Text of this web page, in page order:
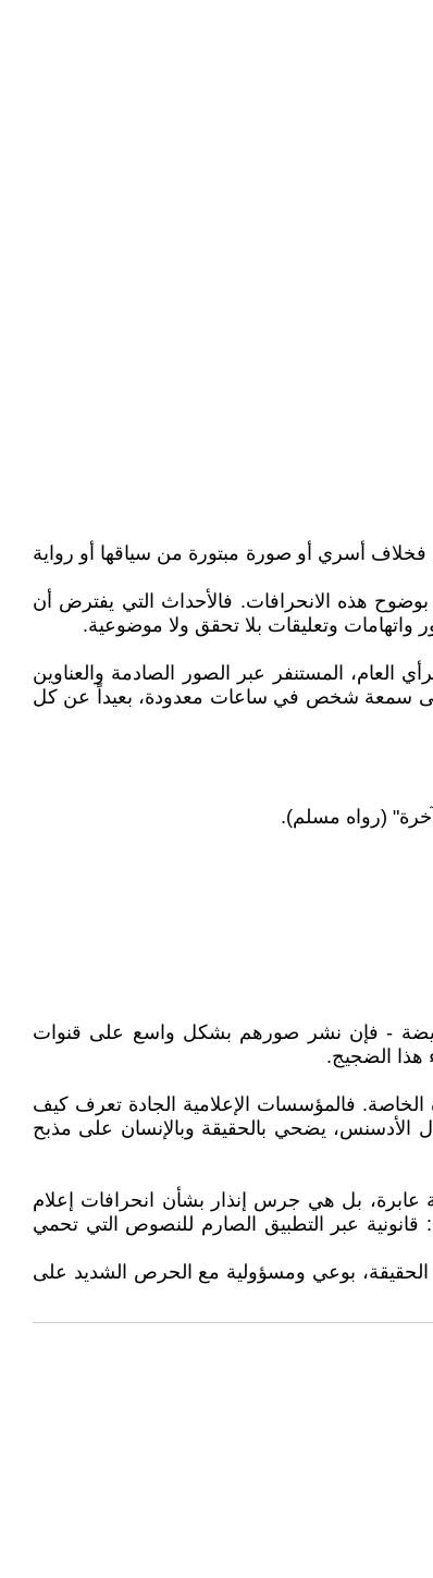
فخلاف أسري أو صورة مبتورة من سياقها أو رواية
هذه الانحرافات. فالأحداث التي يفترض أن
واتهامات وتعليقات بلا تحقق ولا موضوعية.
المستنفر عبر الصور الصادمة والعناوين
على سمعة شخص في ساعات معدودة، بعيداً عن كل
(رواه مسلم).
وعريضة - فإن نشر صورهم بشكل واسع على قنوات
هذا الضجيج.
الخاصة. فالمؤسسات الإعلامية الجادة تعرف كيف
الأدسنس، يضحي بالحقيقة وبالإنسان على مذبح
بل هي جرس إنذار بشأن انحرافات إعلام
عبر التطبيق الصارم للنصوص التي تحمي
الحقيقة، بوعي ومسؤولية مع الحرص الشديد على